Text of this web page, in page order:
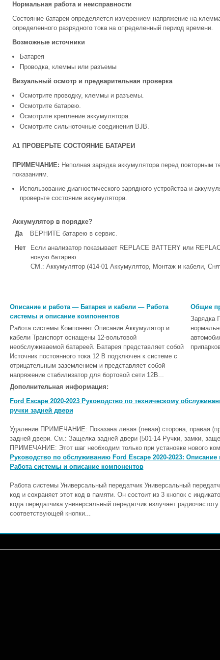
Нормальная работа и неисправности
Состояние батареи определяется измерением напряжение на
определенного разрядного тока на определенный период времени.
Возможные источники
Батарея
Проводка, клеммы или разъемы
Визуальный осмотр и предварительная проверка
Осмотрите проводку, клеммы и разъемы.
Осмотрите батарею.
Осмотрите крепление аккумулятора.
Осмотрите сильноточные соединения BJB.
A1 ПРОВЕРЬТЕ СОСТОЯНИЕ БАТАРЕИ
ПРИМЕЧАНИЕ: Неполная зарядка аккумулятора перед повторным
показаниям.
Использование диагностического зарядного устройства и
проверьте состояние аккумулятора.
Аккумулятор в порядке?
Да
ВЕРНИТЕ батарею в сервис.
Нет
Если анализатор показывает REPLACE BATTERY или
новую батарею.
СМ.: Аккумулятор (414-01 Аккумулятор, Монтаж и кабели,
Описание и работа — Батарея и кабели — Работа
системы и описание компонентов
Работа системы Компонент Описание Аккумулятор и
кабели Транспорт оснащены 12-вольтовой
необслуживаемой батареей. Батарея представляет собой
Источник постоянного тока 12 В подключен к системе с
отрицательным заземлением и представляет собой
напряжение стабилизатор для бортовой сети 12В...
Общие
Зарядка
Дополнительная информация:
Ford Escape 2020-2023 Руководство по техническому
ручки задней двери
Удаление ПРИМЕЧАНИЕ: Показана левая (левая) сторона, правая
задней двери. См.: Защелка задней двери (501-14 Ручки, замки,
ПРИМЕЧАНИЕ: Этот шаг необходим только при установке нового
Руководство по обслуживанию Ford Escape 2020-2023:
Работа системы и описание компонентов
Работа системы Универсальный передатчик Универсальный
код и сохраняет этот код в памяти. Он состоит из 3 кнопок с
кода передатчика универсальный передатчик излучает
соответствующей кнопки...